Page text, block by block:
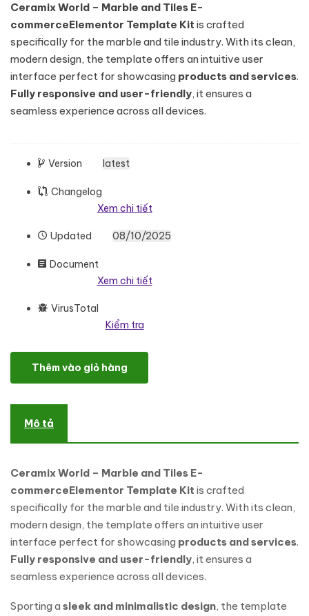
Ceramix World – Marble and Tiles E-
commerceElementor Template Kit is crafted
specifically for the marble and tile industry. With its clean,
modern design, the template offers an intuitive user
interface perfect for showcasing products and services.
Fully responsive and user-friendly, it ensures a
seamless experience across all devices.
Version latest
Changelog
Xem chi tiết
Updated 08/10/2025
Document
Xem chi tiết
VirusTotal
Kiểm tra
Ceramix World - Marble and Tiles E-commerce Elementor
Thêm vào giỏ hàng
Mô tả
Ceramix World – Marble and Tiles E-
commerceElementor Template Kit is crafted
specifically for the marble and tile industry. With its clean,
modern design, the template offers an intuitive user
interface perfect for showcasing products and services.
Fully responsive and user-friendly, it ensures a
seamless experience across all devices.
Sporting a sleek and minimalistic design, the template